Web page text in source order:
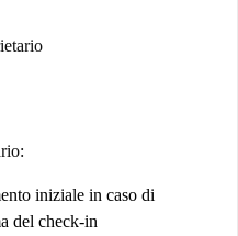
iniziale in caso di
del check-in